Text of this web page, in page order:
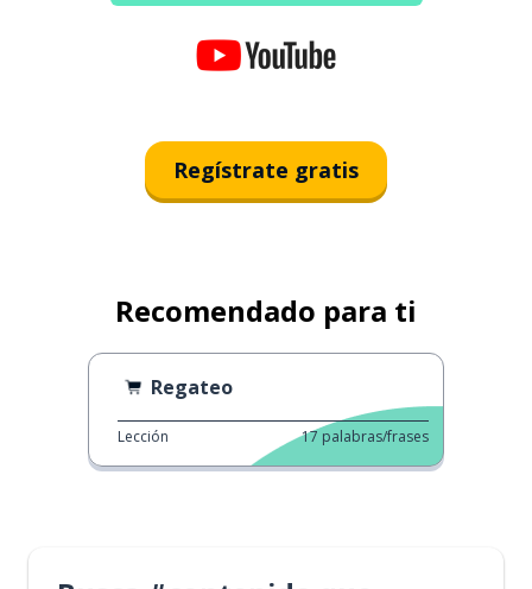
Regístrate gratis
Recomendado para ti
Regateo
Lección 17 palabras/frases